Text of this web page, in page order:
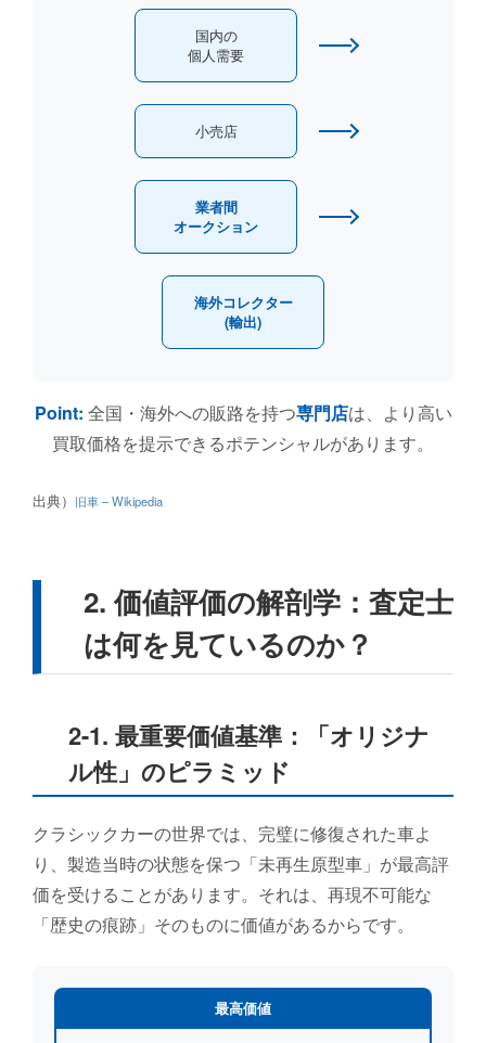
国内の
個人需要
小売店
業者間
オークション
海外コレクター
(輸出)
Point: 全国・海外への販路を持つ専門店は、より高い
買取価格を提示できるポテンシャルがあります。
出典） 旧車 – Wikipedia
2. 価値評価の解剖学：査定士
は何を見ているのか？
2-1. 最重要価値基準：「オリジナ
ル性」のピラミッド
クラシックカーの世界では、完璧に修復された車よ
り、製造当時の状態を保つ「未再生原型車」が最高評
価を受けることがあります。それは、再現不可能な
「歴史の痕跡」そのものに価値があるからです。
最高価値